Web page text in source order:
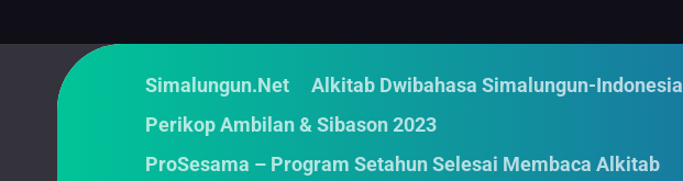
Simalungun.Net
Alkitab Dwibahasa Simalungun-Indonesia
Perikop Ambilan & Sibason 2023
ProSesama – Program Setahun Selesai Membaca Alkitab